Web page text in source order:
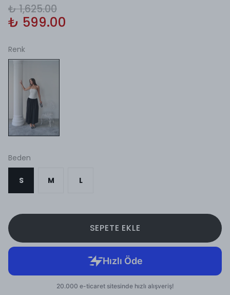
₺ 1,625.00
₺ 599.00
Renk
Beden
S M L
SEPETE EKLE